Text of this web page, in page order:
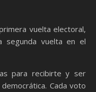
vuelta electoral,
segunda vuelta en el
para recibirte y ser
Cada voto